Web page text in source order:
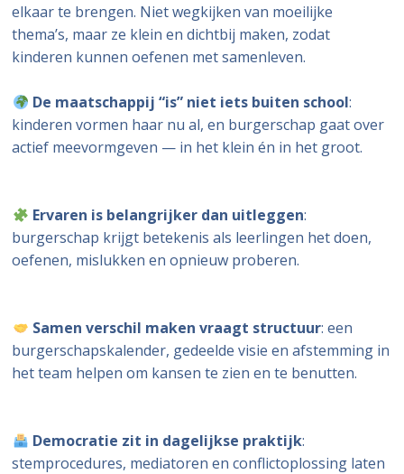
elkaar te brengen. Niet wegkijken van moeilijke
thema’s, maar ze klein en dichtbij maken, zodat
kinderen kunnen oefenen met samenleven.
De maatschappij “is” niet iets buiten school:
kinderen vormen haar nu al, en burgerschap gaat over
actief meevormgeven — in het klein én in het groot.
Ervaren is belangrijker dan uitleggen:
burgerschap krijgt betekenis als leerlingen het doen,
oefenen, mislukken en opnieuw proberen.
Samen verschil maken vraagt structuur: een
burgerschapskalender, gedeelde visie en afstemming in
het team helpen om kansen te zien en te benutten.
Democratie zit in dagelijkse praktijk:
stemprocedures, mediatoren en conflictoplossing laten